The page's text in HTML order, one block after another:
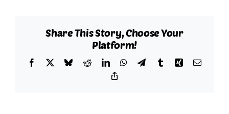
un
don
Share This Story, Choose Your
Platform!
Facebook BlueskyRedditLinkedInWhatsApp
TelegramTumblrXing Email